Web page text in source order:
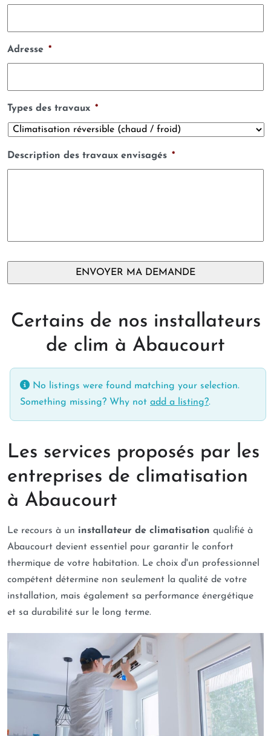
Adresse *
Types des travaux *
Description des travaux envisagés *
Certains de nos installateurs
de clim à Abaucourt
No listings were found matching your selection.
Something missing? Why not add a listing?.
Les services proposés par les
entreprises de climatisation
à Abaucourt
Le recours à un installateur de climatisation qualifié à
Abaucourt devient essentiel pour garantir le confort
thermique de votre habitation. Le choix d'un professionnel
compétent détermine non seulement la qualité de votre
installation, mais également sa performance énergétique
et sa durabilité sur le long terme.